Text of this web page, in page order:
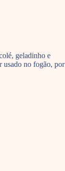
geladinho e
usado no fogão, por